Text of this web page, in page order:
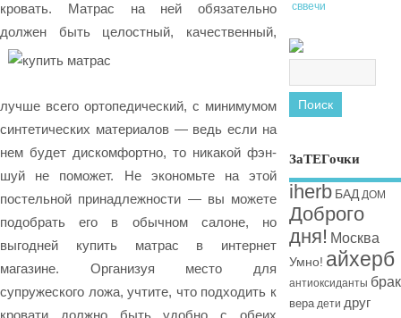
кровать. Матрас на ней обязательно
должен быть целостный, качественный,
лучше всего ортопедический, с минимумом
синтетических материалов — ведь если на
нем будет дискомфортно, то никакой фэн-
шуй не поможет. Не экономьте на этой
постельной принадлежности — вы можете
подобрать его в обычном салоне, но
выгодней купить матрас в интернет
магазине. Организуя место для
супружеского ложа, учтите, что подходить к
кровати должно быть удобно с обеих
ЗаТЕГочки
iherb БАД ДОМ
Доброго
дня! Москва
Умно! айхерб
антиоксиданты брак
вера дети друг